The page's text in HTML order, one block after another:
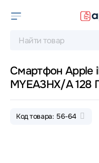
Смартфон Apple
MYEA3HX/A 128
Код товара: 56-64